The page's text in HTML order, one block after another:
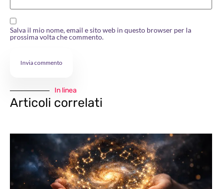
Salva il mio nome, email e sito web in questo browser per la
prossima volta che commento.
In linea
Articoli correlati